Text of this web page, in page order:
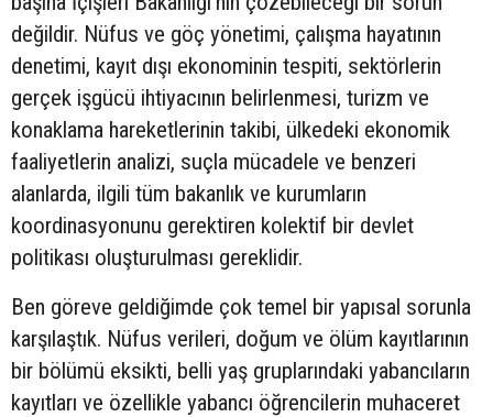
değildir. Nüfus ve göç yönetimi, çalışma hayatının
denetimi, kayıt dışı ekonominin tespiti, sektörlerin
gerçek işgücü ihtiyacının belirlenmesi, turizm ve
konaklama hareketlerinin takibi, ülkedeki ekonomik
faaliyetlerin analizi, suçla mücadele ve benzeri
alanlarda, ilgili tüm bakanlık ve kurumların
koordinasyonunu gerektiren kolektif bir devlet
politikası oluşturulması gereklidir.
Ben göreve geldiğimde çok temel bir yapısal sorunla
karşılaştık. Nüfus verileri, doğum ve ölüm kayıtlarının
bir bölümü eksikti, belli yaş gruplarındaki yabancıların
kayıtları ve özellikle yabancı öğrencilerin muhaceret